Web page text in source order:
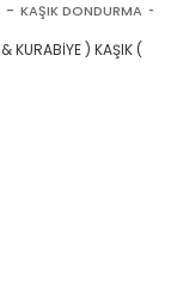
KAŞIK DONDURMA